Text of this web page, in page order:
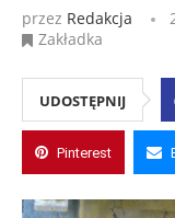
przez Redakcja
Zakładka
UDOSTĘPNIJ
Pinterest